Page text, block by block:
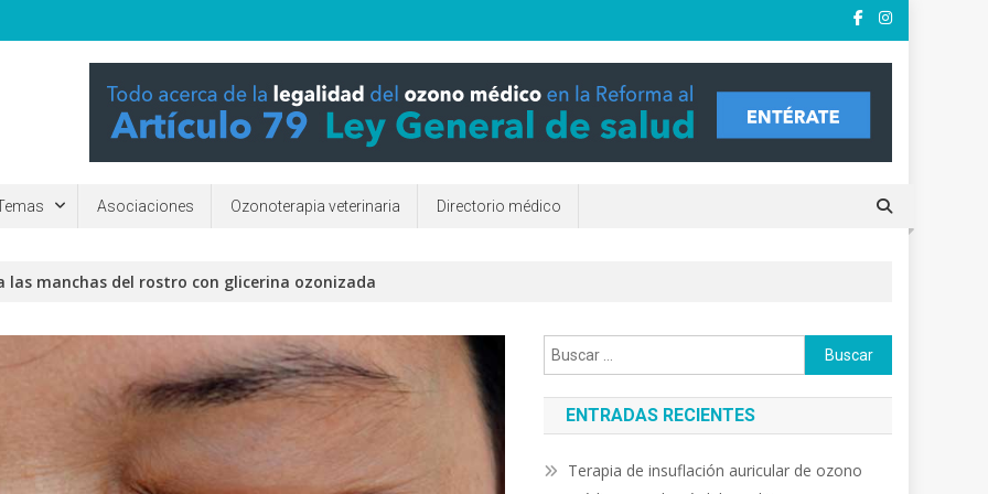
mejorar la calidad de vida de las personas. ¿Qué es y para qué sirve?. clínicas y terapias
Asociaciones Ozonoterapia veterinaria Directorio médico
las manchas del rostro con glicerina ozonizada
Buscar:
ENTRADAS RECIENTES
Terapia de insuflación auricular de ozono